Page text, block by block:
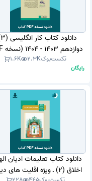
دوازدهم 1403 - 1404 (نسخه PDF)
تکست‌بوک2.3K
1.6K
رایگان
دانلود کتاب تعلیمات ادیان
اخلاق (2) ـ ویژه اقلیت های